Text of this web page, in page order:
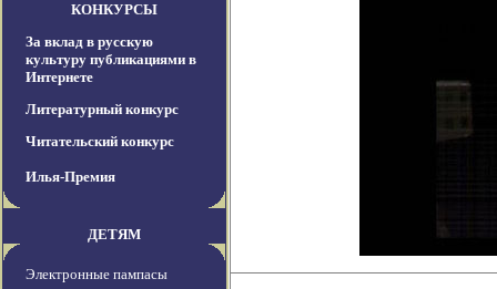
КОНКУРСЫ
За вклад в русскую
культуру публикациями в
Интернете
Литературный конкурс
Читательский конкурс
Илья-Премия
ДЕТЯМ
Электронные пампасы